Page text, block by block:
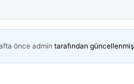
önce admin tarafından